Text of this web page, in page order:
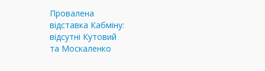
Провалена
відставка Кабміну:
відсутні Кутовий
та Москаленко